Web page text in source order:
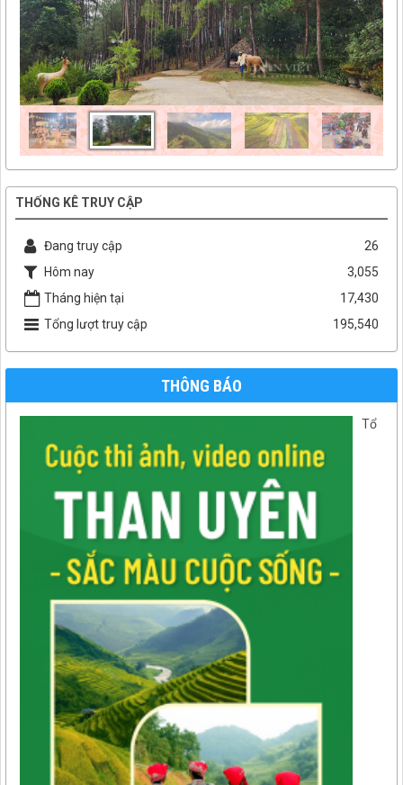
THỐNG KÊ TRUY CẬP
Đang truy cập
26
Hôm nay
3,055
Tháng hiện tại
17,430
Tổng lượt truy cập
195,540
THÔNG BÁO
Tổ